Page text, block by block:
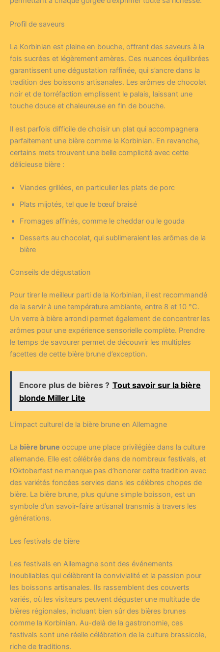
Profil de saveurs
La Korbinian est pleine en bouche, offrant des saveurs à la
fois sucrées et légèrement amères. Ces nuances équilibrées
garantissent une dégustation raffinée, qui s’ancre dans la
tradition des boissons artisanales. Les arômes de chocolat
noir et de torréfaction emplissent le palais, laissant une
touche douce et chaleureuse en fin de bouche.
Il est parfois difficile de choisir un plat qui accompagnera
parfaitement une bière comme la Korbinian. En revanche,
certains mets trouvent une belle complicité avec cette
délicieuse bière :
Viandes grillées, en particulier les plats de porc
Plats mijotés, tel que le bœuf braisé
Fromages affinés, comme le cheddar ou le gouda
Desserts au chocolat, qui sublimeraient les arômes de la
bière
Conseils de dégustation
Pour tirer le meilleur parti de la Korbinian, il est recommandé
de la servir à une température ambiante, entre 8 et 10 °C.
Un verre à bière arrondi permet également de concentrer les
arômes pour une expérience sensorielle complète. Prendre
le temps de savourer permet de découvrir les multiples
facettes de cette bière brune d’exception.
Encore plus de bières ? Tout savoir sur la bière
blonde Miller Lite
L’impact culturel de la bière brune en Allemagne
La bière brune occupe une place privilégiée dans la culture
allemande. Elle est célébrée dans de nombreux festivals, et
l’Oktoberfest ne manque pas d’honorer cette tradition avec
des variétés foncées servies dans les célèbres chopes de
bière. La bière brune, plus qu’une simple boisson, est un
symbole d’un savoir-faire artisanal transmis à travers les
générations.
Les festivals de bière
Les festivals en Allemagne sont des événements
inoubliables qui célèbrent la convivialité et la passion pour
les boissons artisanales. Ils rassemblent des couverts
variés, où les visiteurs peuvent déguster une multitude de
bières régionales, incluant bien sûr des bières brunes
comme la Korbinian. Au-delà de la gastronomie, ces
festivals sont une réelle célébration de la culture brassicole,
riche de traditions.